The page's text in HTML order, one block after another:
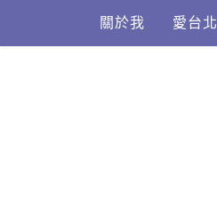
content
關於我 愛台北